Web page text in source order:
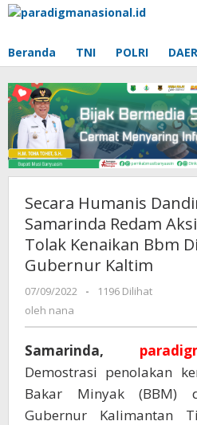
Lewati
Beranda TNI POLRI
Secara Humanis
Samarinda Redam
Tolak Kenaikan Bbm
Gubernur Kaltim
07/09/2022
oleh
-
1196 Dilihat
oleh nana
Samarinda,
Demostrasi penolakan
Bakar Minyak (BBM)
Gubernur Kalimantan